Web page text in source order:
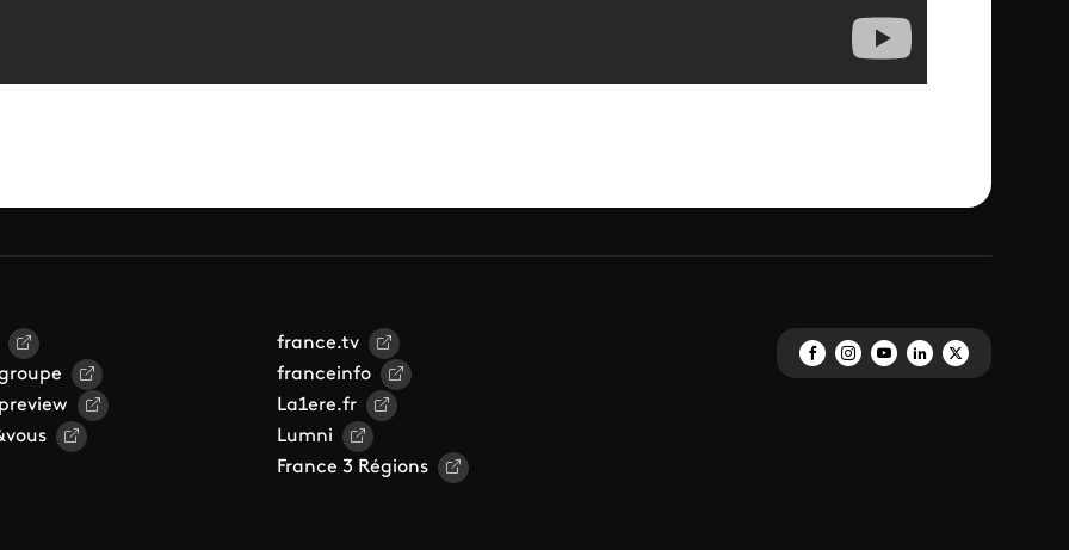
france.tv
franceinfo
La1ere.fr
Lumni
France 3 Régions